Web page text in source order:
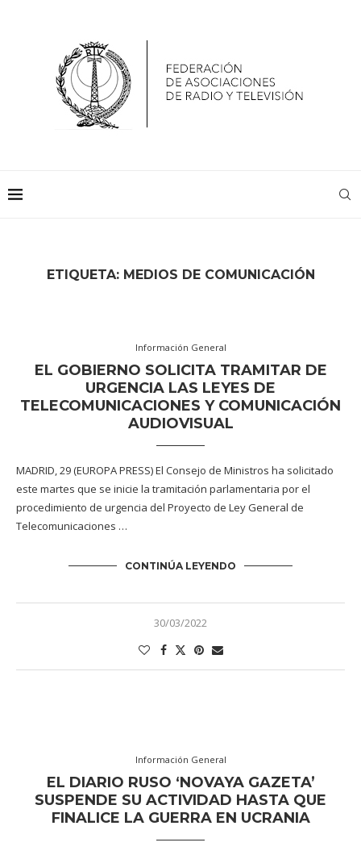
ETIQUETA: MEDIOS DE COMUNICACIÓN
Información General
EL GOBIERNO SOLICITA TRAMITAR DE
URGENCIA LAS LEYES DE
TELECOMUNICACIONES Y COMUNICACIÓN
AUDIOVISUAL
MADRID, 29 (EUROPA PRESS) El Consejo de Ministros ha solicitado
este martes que se inicie la tramitación parlamentaria por el
procedimiento de urgencia del Proyecto de Ley General de
Telecomunicaciones …
CONTINÚA LEYENDO
30/03/2022
Información General
EL DIARIO RUSO ‘NOVAYA GAZETA’
SUSPENDE SU ACTIVIDAD HASTA QUE
FINALICE LA GUERRA EN UCRANIA